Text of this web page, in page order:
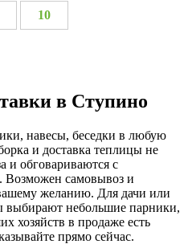
10
в Ступино
навесы, беседки в любую
и доставка теплицы не
и обговариваются с
самовывоз и
желанию. Для дачи или
выбирают небольшие парники,
хозяйств в продаже есть
прямо сейчас.